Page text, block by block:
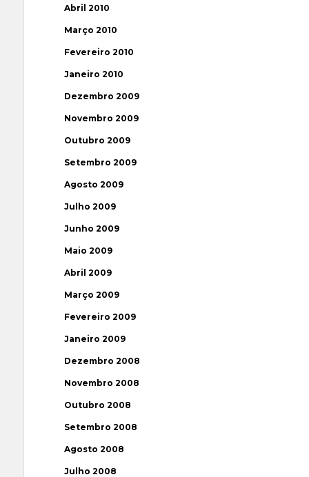
Abril 2010
Março 2010
Fevereiro 2010
Janeiro 2010
Dezembro 2009
Novembro 2009
Outubro 2009
Setembro 2009
Agosto 2009
Julho 2009
Junho 2009
Maio 2009
Abril 2009
Março 2009
Fevereiro 2009
Janeiro 2009
Dezembro 2008
Novembro 2008
Outubro 2008
Setembro 2008
Agosto 2008
Julho 2008